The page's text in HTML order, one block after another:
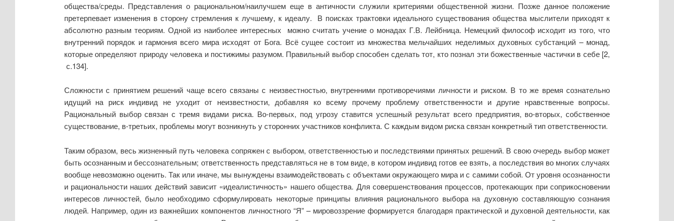
общества/среды. Представления о рациональном/наилучшем еще в античности служили критериями общественной жизни. Позже данное положение
претерпевает изменения в сторону стремления к лучшему, к идеалу. В поисках трактовки идеального существования общества мыслители приходят к
абсолютно разным теориям. Одной из наиболее интересных можно считать учение о монадах Г.В. Лейбница. Немецкий философ исходит из того, что
внутренний порядок и гармония всего мира исходят от Бога. Всё сущее состоит из множества мельчайших неделимых духовных субстанций – монад,
которые определяют природу человека и постижимы разумом. Правильный выбор способен сделать тот, кто познал эти божественные частички в себе [2,
с.134].
Сложности с принятием решений чаще всего связаны с неизвестностью, внутренними противоречиями личности и риском. В то же время сознательно
идущий на риск индивид не уходит от неизвестности, добавляя ко всему прочему проблему ответственности и другие нравственные вопросы.
Рациональный выбор связан с тремя видами риска. Во-первых, под угрозу ставится успешный результат всего предприятия, во-вторых, собственное
существование, в-третьих, проблемы могут возникнуть у сторонних участников конфликта. С каждым видом риска связан конкретный тип ответственности.
Таким образом, весь жизненный путь человека сопряжен с выбором, ответственностью и последствиями принятых решений. В свою очередь выбор может
быть осознанным и бессознательным; ответственность представляться не в том виде, в котором индивид готов ее взять, а последствия во многих случаях
вообще невозможно оценить. Так или иначе, мы вынуждены взаимодействовать с объектами окружающего мира и с самими собой. От уровня осознанности
и рациональности наших действий зависит «идеалистичность» нашего общества. Для совершенствования процессов, протекающих при соприкосновении
интересов личностей, было необходимо сформулировать некоторые принципы влияния рационального выбора на духовную составляющую сознания
людей. Например, один из важнейших компонентов личностного “Я” – мировоззрение формируется благодаря практической и духовной деятельности, как